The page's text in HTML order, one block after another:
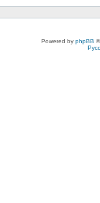
Powered by phpBB